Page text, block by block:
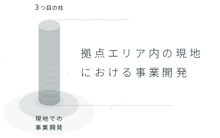
3 つ目の柱
現地での
事業開発
拠点エリア内の現地
における事業開発